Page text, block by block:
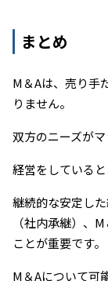
まとめ
M＆Aは、売り手
りません。
双方のニーズが
経営をしている
継続的な安定し
（社内承継）、
ことが重要です。
M＆Aについて可